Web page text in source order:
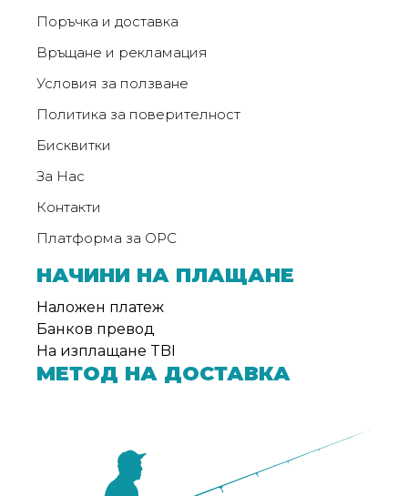
Поръчка и доставка
Връщане и рекламация
Условия за ползване
Политика за поверителност
Бисквитки
За Нас
Контакти
Платформа за ОРС
НАЧИНИ НА ПЛАЩАНЕ
Наложен платеж
Банков превод
На изплащане TBI
МЕТОД НА ДОСТАВКА